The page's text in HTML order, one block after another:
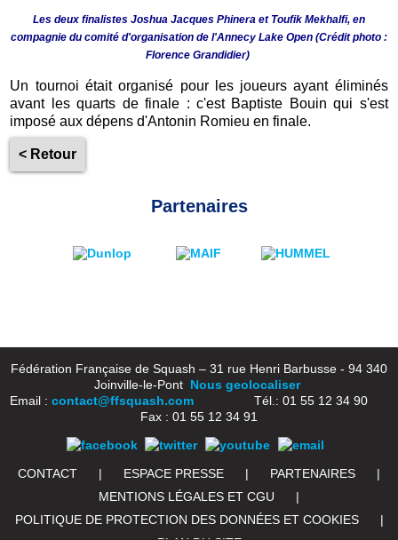
Les deux finalistes Joshua Jacques Phinera et Toufik Mekhalfi, en
compagnie du comité d'organisation de l'Annecy Lake Open (Crédit photo :
Florence Grandidier)
Un tournoi était organisé pour les joueurs ayant éliminés
avant les quarts de finale : c'est Baptiste Bouin qui s'est
imposé aux dépens d'Antonin Romieu en finale.
< Retour
Partenaires
Fédération Française de Squash – 31 rue Henri Barbusse - 94 340
Joinville-le-Pont Nous geolocaliser
Email : contact@ffsquash.comTél.: 01 55 12 34 90
Fax : 01 55 12 34 91
CONTACT | ESPACE PRESSE | PARTENAIRES
|
MENTIONS LÉGALES ET CGU
|
POLITIQUE DE PROTECTION DES DONNÉES ET COOKIES
|